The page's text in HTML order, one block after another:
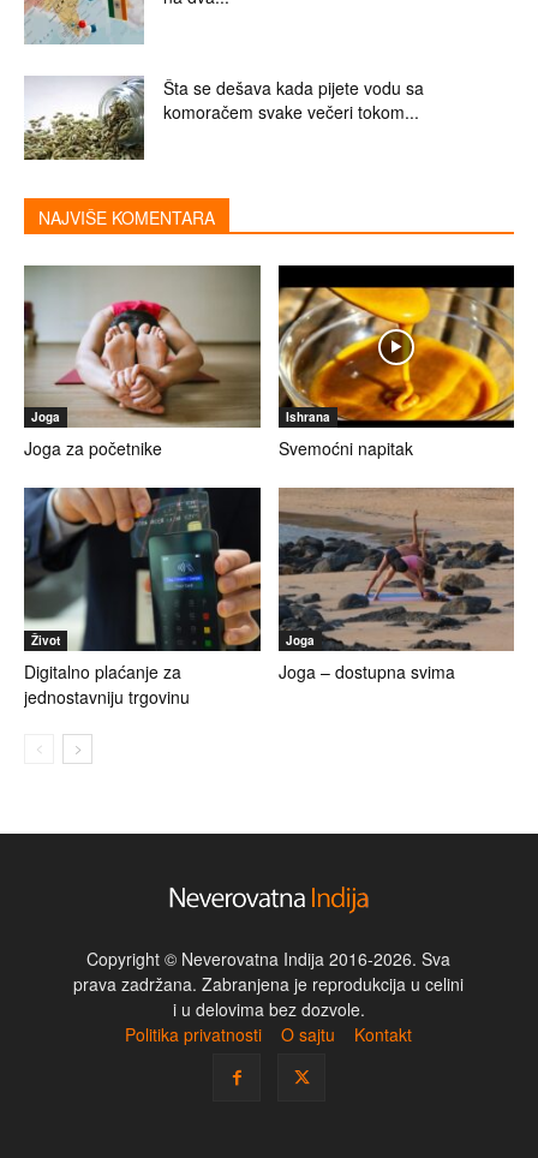
Šta se dešava kada pijete vodu sa
komoračem svake večeri tokom...
NAJVIŠE KOMENTARA
Joga
Joga za početnike
Ishrana
Svemoćni napitak
Život
Digitalno plaćanje za
jednostavniju trgovinu
Joga
Joga – dostupna svima
Copyright © Neverovatna Indija 2016-2026. Sva
prava zadržana. Zabranjena je reprodukcija u celini
i u delovima bez dozvole.
Politika privatnosti
O sajtu Kontakt